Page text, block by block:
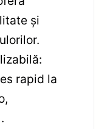
și
rapid la